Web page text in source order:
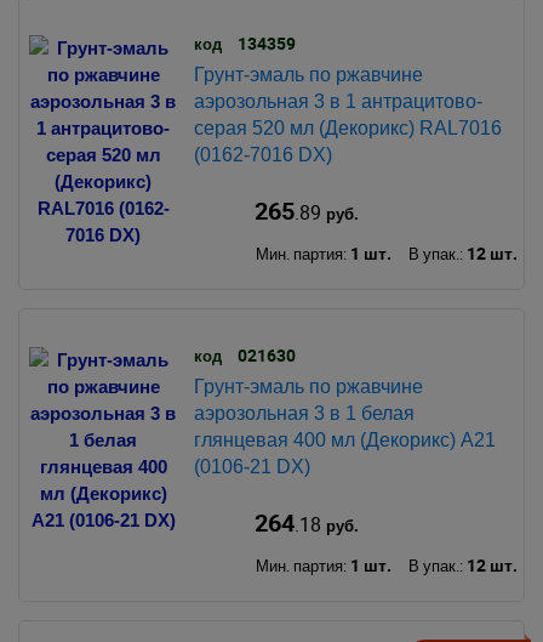
код 134359
Грунт-эмаль по ржавчине
аэрозольная 3 в 1 антрацитово-
серая 520 мл (Декорикс) RAL7016
(0162-7016 DX)
265.89 руб.
Мин. партия: 1 шт. В упак.: 12 шт.
код 021630
Грунт-эмаль по ржавчине
аэрозольная 3 в 1 белая
глянцевая 400 мл (Декорикс) A21
(0106-21 DX)
264.18 руб.
Мин. партия: 1 шт. В упак.: 12 шт.